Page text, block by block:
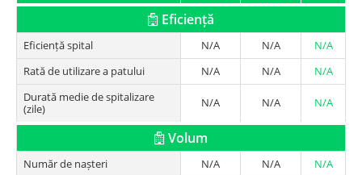
Eficiență
Eficiență spital N/A N/A
N/A
Rată de utilizare a patului
N/A N/A
N/A
Durată medie de spitalizare
(zile)
N/A N/A N/A
Volum
Număr de nașteri N/A N/A
N/A